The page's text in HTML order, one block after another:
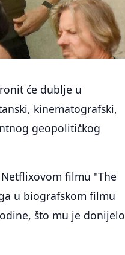
će dublje u
kinematografski,
geopolitičkog
filmu "The
u biografskom filmu
što mu je donijelo